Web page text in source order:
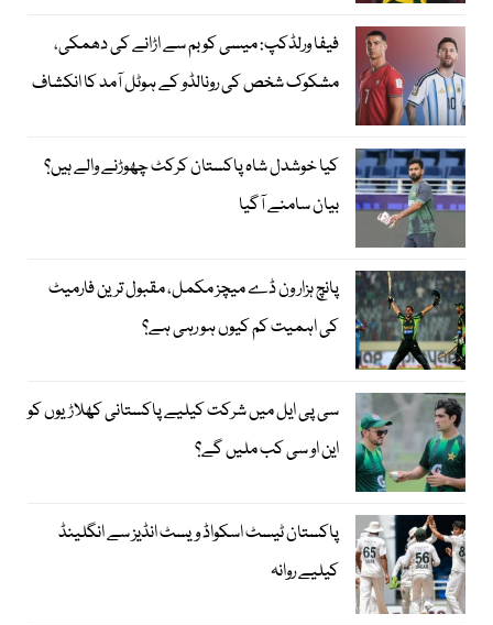
فیفا ورلڈکپ: میسی کو بم سے اڑانے کی دھمکی،
مشکوک شخص کی رونالڈو کے ہوٹل آمد کا انکشاف
کیا خوشدل شاہ پاکستان کرکٹ چھوڑنے والے ہیں؟
بیان سامنے آگیا
پانچ ہزار ون ڈے میچز مکمل، مقبول ترین فارمیٹ
کی اہمیت کم کیوں ہو رہی ہے؟
سی پی ایل میں شرکت کیلیے پاکستانی کھلاڑیوں کو
این او سی کب ملیں گے؟
پاکستان ٹیسٹ اسکواڈ ویسٹ انڈیز سے انگلینڈ
کیلیے روانہ